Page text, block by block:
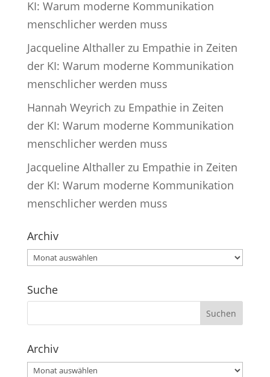
KI: Warum moderne Kommunikation
menschlicher werden muss
Jacqueline Althallerzu Empathie in Zeiten
der KI: Warum moderne Kommunikation
menschlicher werden muss
Hannah Weyrich zu Empathie in Zeiten
der KI: Warum moderne Kommunikation
menschlicher werden muss
Jacqueline Althallerzu Empathie in Zeiten
der KI: Warum moderne Kommunikation
menschlicher werden muss
Archiv
Archiv
Suche
Archiv
Archiv